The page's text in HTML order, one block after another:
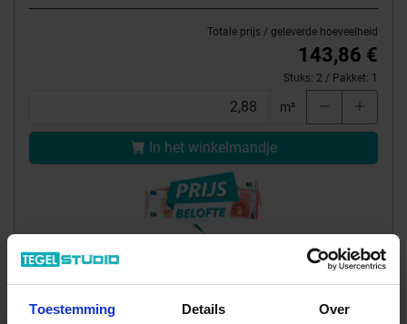
Toestemming Details Over
Totale prijs / geleverde hoeveelheid
143,86 €
Stuks: 2 / Pakket: 1
m²
In het winkelmandje
Of een monster bestellen?